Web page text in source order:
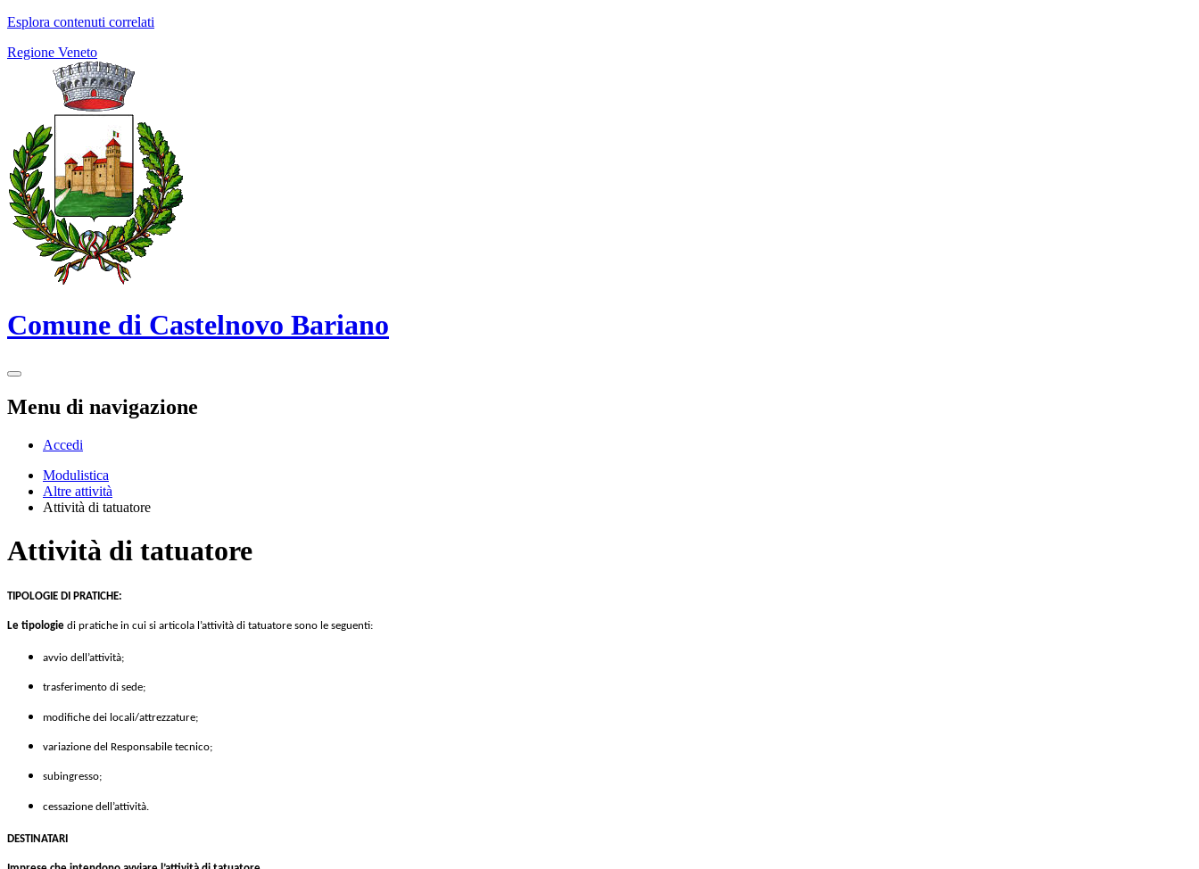
Esplora contenuti correlati
Regione Veneto
Comune di Castelnovo Bariano
Menu di navigazione
Accedi
Modulistica
Altre attività
Attività di tatuatore
Attività di tatuatore
TIPOLOGIE DI PRATICHE:
Le tipologie di pratiche in cui si articola l’attività di tatuatore sono le seguenti:
avvio dell’attività;
trasferimento di sede;
modifiche dei locali/attrezzature;
variazione del Responsabile tecnico;
subingresso;
cessazione dell’attività.
DESTINATARI